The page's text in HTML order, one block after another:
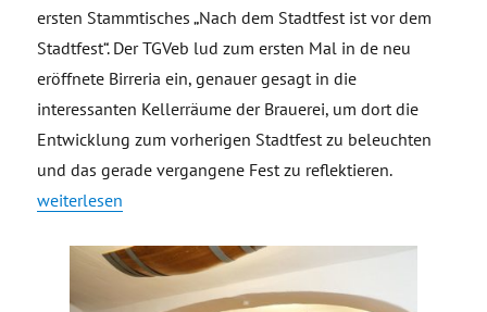
ersten Stammtisches „Nach dem Stadtfest ist vor dem
Stadtfest“. Der TGVeb lud zum ersten Mal in de neu
eröffnete Birreria ein, genauer gesagt in die
interessanten Kellerräume der Brauerei, um dort die
Entwicklung zum vorherigen Stadtfest zu beleuchten
und das gerade vergangene Fest zu reflektieren.
„Stadtfest 2019 – Auswertung beim TGVeb Stammtisch in
weiterlesen